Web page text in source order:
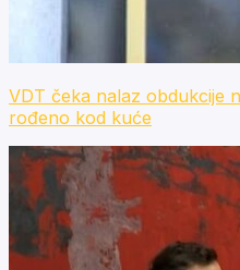
VDT čeka nalaz obdukcije
rođeno kod kuće